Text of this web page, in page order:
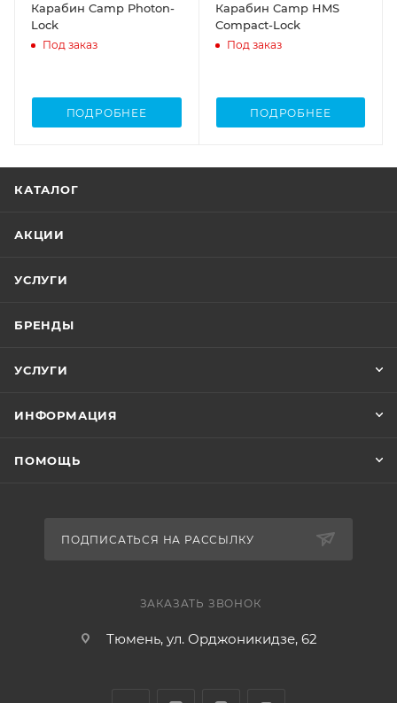
Карабин Camp Photon-
Lock
Под заказ
ПОДРОБНЕЕ
Карабин Camp HMS
Compact-Lock
Под заказ
ПОДРОБНЕЕ
КАТАЛОГ
АКЦИИ
УСЛУГИ
БРЕНДЫ
УСЛУГИ
ИНФОРМАЦИЯ
ПОМОЩЬ
ПОДПИСАТЬСЯ НА РАССЫЛКУ
ЗАКАЗАТЬ ЗВОНОК
Тюмень, ул. Орджоникидзе, 62